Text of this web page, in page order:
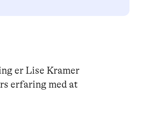
er Lise Kramer
erfaring med at